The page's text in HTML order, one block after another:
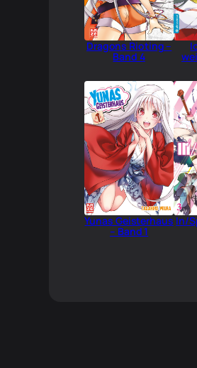
Dragons Rioting –
Band 4
Yunas Geisterhaus
– Band 1
In/